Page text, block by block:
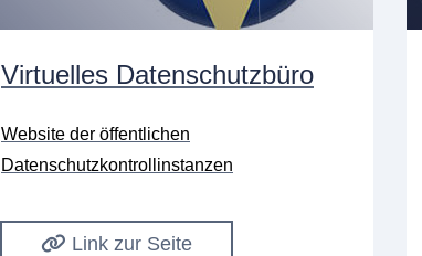
Virtuelles Datenschutzbüro
Website der öffentlichen
Datenschutzkontrollinstanzen
Link zur Seite